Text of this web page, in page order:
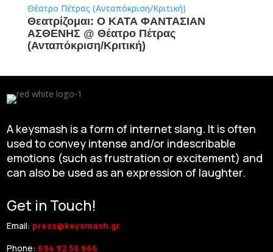
Θεατρίζομαι: Ο ΚΑΤΑ ΦΑΝΤΑΣΙΑΝ
ΑΣΘΕΝΗΣ @ Θέατρο Πέτρας
(Ανταπόκριση/Κριτική)
A keysmash is a form of internet slang. It is often
used to convey intense and/or indescribable
emotions (such as frustration or excitement) and
can also be used as an expression of laughter.
Get in Touch!
Email: press@keysmash.gr
Phone: 694 92 56 666